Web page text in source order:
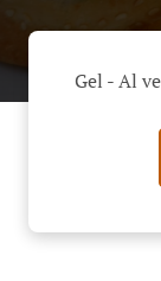
Gel - Al